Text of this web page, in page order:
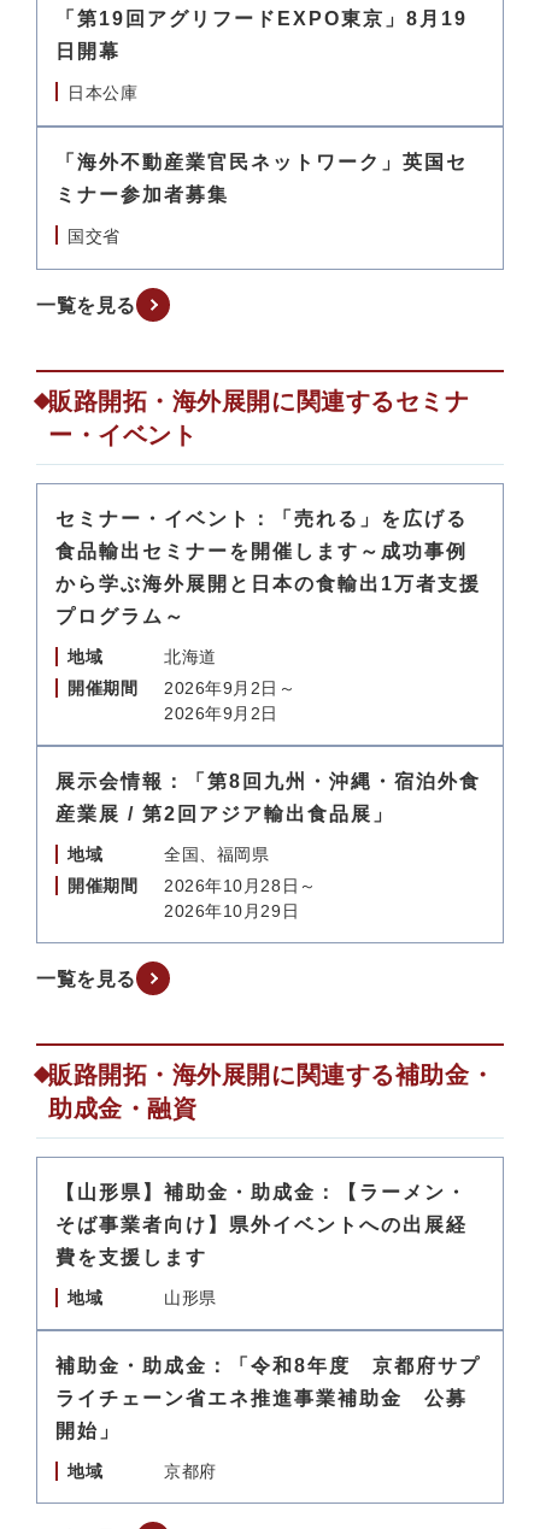
「第19回アグリフードEXPO東京」8月19
日開幕
日本公庫
「海外不動産業官民ネットワーク」英国セ
ミナー参加者募集
国交省
一覧を見る
販路開拓・海外展開に関連するセミナ
ー・イベント
セミナー・イベント：「売れる」を広げる
食品輸出セミナーを開催します～成功事例
から学ぶ海外展開と日本の食輸出1万者支援
プログラム～
地域
北海道
開催期間
2026年9月2日～
2026年9月2日
展示会情報：「第8回九州・沖縄・宿泊外食
産業展 / 第2回アジア輸出食品展」
地域
全国、福岡県
開催期間
2026年10月28日～
2026年10月29日
一覧を見る
販路開拓・海外展開に関連する補助金・
助成金・融資
【山形県】補助金・助成金：【ラーメン・
そば事業者向け】県外イベントへの出展経
費を支援します
地域 山形県
補助金・助成金：「令和8年度 京都府サプ
ライチェーン省エネ推進事業補助金 公募
開始」
地域 京都府